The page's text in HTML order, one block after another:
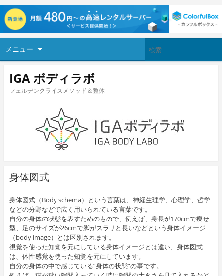
メニュー
IGA ボディラボ
フェルデンクライスメソッド＆整体
身体図式
身体図式（Body schema）という言葉は、神経生理学、心理学、哲学
などの分野などで広く用いられている言葉です。
自分の身体の状態を表すためのもので、例えば、身長が170cmで痩せ
型、足のサイズが26cmで脚がスラリと長いなどという身体イメージ
（body image）とは区別されます。
視覚を使った知覚を元にしている身体イメージとは違い、身体図式
は、体性感覚を使った知覚を元にしています。
自分の身体の中で感じている”身体の状態”の事です。